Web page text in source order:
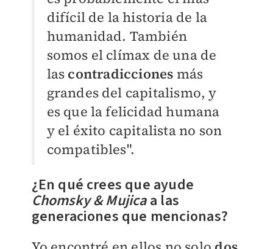
difícil de la historia de la
humanidad. También
somos el clímax de una de
las contradicciones más
grandes del capitalismo, y
es que la felicidad humana
y el éxito capitalista no son
compatibles".
¿En qué crees que ayude
Chomsky & Mujicaa las
generaciones que mencionas?